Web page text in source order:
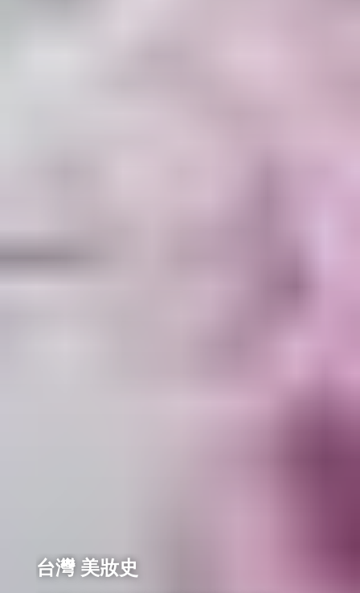
台灣 美妝史